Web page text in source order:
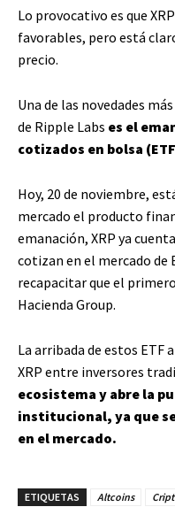
Lo provocativo es que
favorables, pero está
precio.
Una de las novedades
de Ripple Labs es el
cotizados en bolsa
Hoy, 20 de noviembre,
mercado el producto
emanación, XRP ya
cotizan en el mercado de
recapacitar que el
Hacienda Group.
La arribada de estos ETF
XRP entre inversores
ecosistema y abre la
institucional, ya que
en el mercado.
ETIQUETAS Altcoins